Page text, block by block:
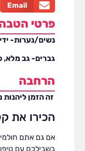
Email
פרטי
נשים/נערות-
גברים- גב מלא,
הרחבה
זה הזמן
הכירו את
אם גם אתם
בשבילכם עם